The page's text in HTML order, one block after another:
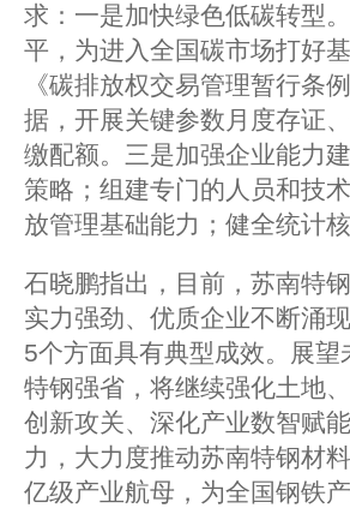
求：一是加快绿色低碳转型
平，为进入全国碳市场打好
《碳排放权交易管理暂行条
据，开展关键参数月度存证
缴配额。三是加强企业能力
策略；组建专门的人员和技
放管理基础能力；健全统计
石晓鹏指出，目前，苏南特
实力强劲、优质企业不断涌
5个方面具有典型成效。展
特钢强省，将继续强化土地
创新攻关、深化产业数智赋
力，大力度推动苏南特钢材
亿级产业航母，为全国钢铁